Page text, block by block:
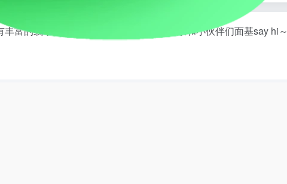
富的线下活动等你发现，还等什么快买票和小伙伴们面基say hi～